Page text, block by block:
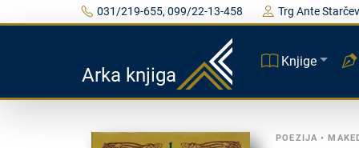
031/219-655, 099/22-13-458 Trg Ante
Arka knjiga
Knjige
POEZIJA •